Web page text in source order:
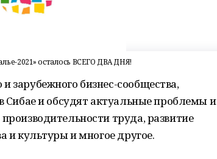
2021» осталось ВСЕГО ДВА ДНЯ!
зарубежного бизнес-сообщества,
Сибае и обсудят актуальные проблемы и
труда, развитие
и культуры и многое другое.